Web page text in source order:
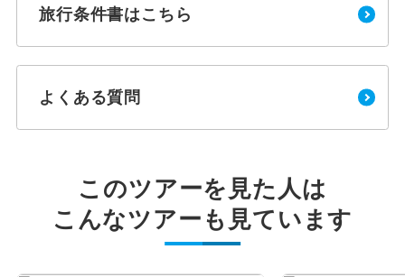
旅行条件書はこちら
よくある質問
このツアーを見た人は
こんなツアーも見ています